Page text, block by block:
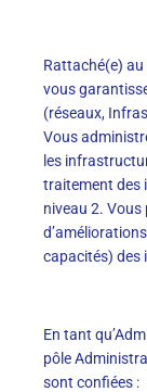
Rattaché(e)
vous
(réseaux,
Vous
les
traitement des
niveau 2.
capacités) des
En tant
pôle
sont confiées :